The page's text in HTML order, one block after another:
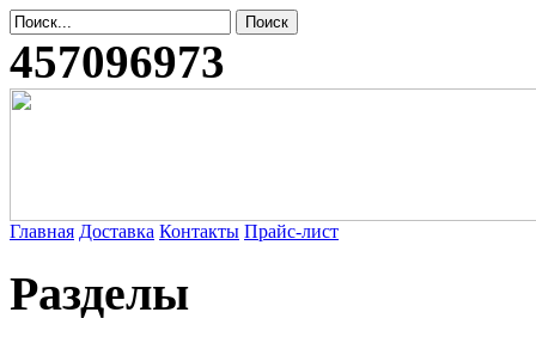
457096973
Главная Доставка Контакты Прайс-лист
Разделы